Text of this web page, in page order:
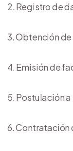
Registro de
Obtención
Emisión de
Postulación
Contratación